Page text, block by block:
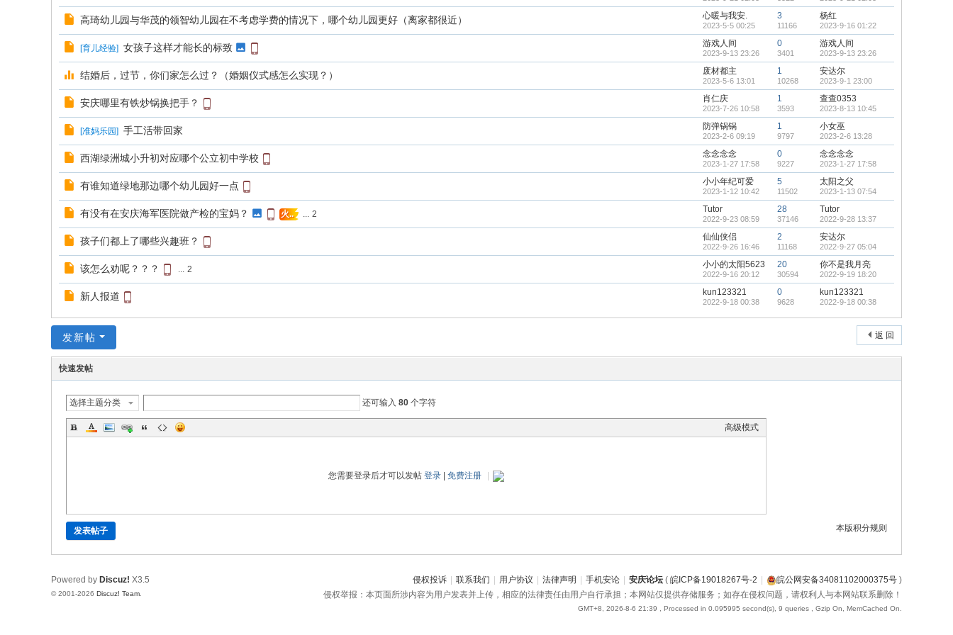
高琦幼儿园与华茂的领智幼儿园在不考虑学费的情况下，哪个幼儿园更好（离家都很近） 心暖与我安.
2023-5-5 00:25
3
11166
杨红
2023-9-16 01:22
[育儿经验] 女孩子这样才能长的标致 游戏人间
2023-9-13 23:26
0
3401
游戏人间
2023-9-13 23:26
结婚后，过节，你们家怎么过？（婚姻仪式感怎么实现？） 废材都主
2023-5-6 13:01
1
10268
安达尔
2023-9-1 23:00
安庆哪里有铁炒锅换把手？ 肖仁庆
2023-7-26 10:58
1
3593
查查0353
2023-8-13 10:45
[准妈乐园] 手工活带回家 防弹锅锅
2023-2-6 09:19
1
9797
小女巫
2023-2-6 13:28
西湖绿洲城小升初对应哪个公立初中学校 念念念念
2023-1-27 17:58
0
9227
念念念念
2023-1-27 17:58
有谁知道绿地那边哪个幼儿园好一点 小小年纪可爱
2023-1-12 10:42
5
11502
太阳之父
2023-1-13 07:54
有没有在安庆海军医院做产检的宝妈？ 火.. ... 2 Tutor
2022-9-23 08:59
28
37146
Tutor
2022-9-28 13:37
孩子们都上了哪些兴趣班？ 仙仙侠侣
2022-9-26 16:46
2
11168
安达尔
2022-9-27 05:04
该怎么劝呢？？？ ... 2 小小的太阳5623
2022-9-16 20:12
20
30594
你不是我月亮
2022-9-19 18:20
新人报道 kun123321
2022-9-18 00:38
0
9628
kun123321
2022-9-18 00:38
返 回
发新帖
快速发帖
选择主题分类 还可输入 80 个字符
高级模式
您需要登录后才可以发帖 登录 免费注册
本版积分规则
发表帖子
侵权投诉 联系我们 用户协议 法律声明 手机安论 安庆论坛 ( 皖ICP备19018267号-2 皖公网安备34081102000375号 )
侵权举报：本页面所涉内容为用户发表并上传，相应的法律责任由用户自行承担；本网站仅提供存储服务；如存在侵权问题，请权利人与本网站联系删除！
GMT+8, 2026-8-6 21:39 , Processed in 0.095995 second(s), 9 queries , Gzip On, MemCached On.
Powered by Discuz! X3.5
© 2001-2026 Discuz! Team